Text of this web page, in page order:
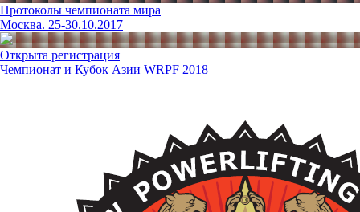
Протоколы чемпионата мира
Москва. 25-30.10.2017
Открыта регистрация
Чемпионат и Кубок Азии WRPF 2018